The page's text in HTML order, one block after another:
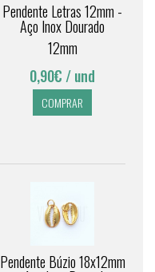
Pendente Letras 12mm -
Aço Inox Dourado
12mm
0,90€ / und
COMPRAR
Pendente Búzio 18x12mm